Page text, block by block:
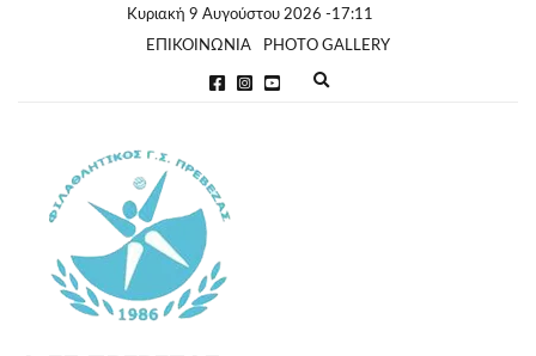
Κυριακή 9 Αυγούστου 2026 -17:11
ΕΠΙΚΟΙΝΩΝΙΑ
PHOTO GALLERY